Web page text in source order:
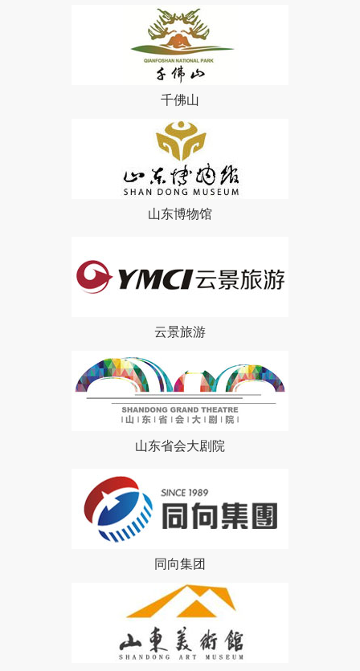
千佛山
山东博物馆
云景旅游
山东省会大剧院
同向集团